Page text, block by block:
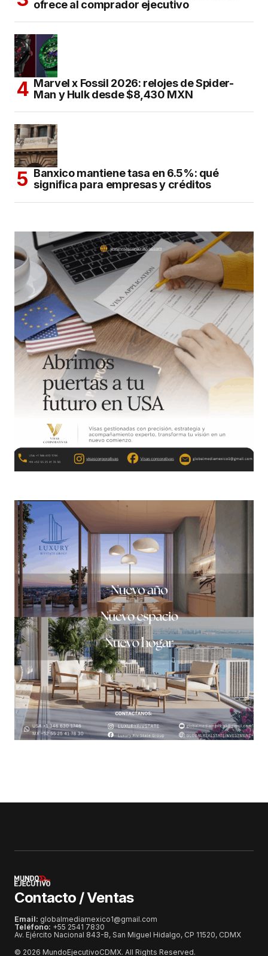
ofrece al comprador ejecutivo
Marvel x Fossil 2026: relojes de Spider-
Man y Hulk desde $8,430 MXN
Banxico mantiene tasa en 6.5%: qué
significa para empresas y créditos
Contacto / Ventas
Email: globalmediamexico1@gmail.com
Teléfono: +55 2541 7830
Av. Ejército Nacional 843-B, San Miguel Hidalgo, CP 11520, CDMX
© 2026 MundoEjecutivoCDMX. All Rights Reserved.